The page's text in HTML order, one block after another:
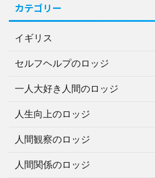
カテゴリー
イギリス
セルフヘルプのロッジ
一人大好き人間のロッジ
人生向上のロッジ
人間観察のロッジ
人間関係のロッジ